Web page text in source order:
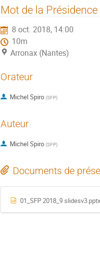
Mot de la Présidence
8 oct. 2018, 14:00
10m
Arronax (Nantes)
Orateur
Michel Spiro (SFP)
Auteur
Michel Spiro (SFP)
Documents de
01_SFP 2018_9 slidesv3.pptx